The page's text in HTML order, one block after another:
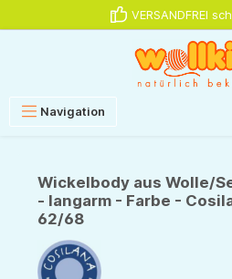
VERSANDFREI
Navigation
Wickelbody aus Wolle/
- langarm - Farbe -
62/68